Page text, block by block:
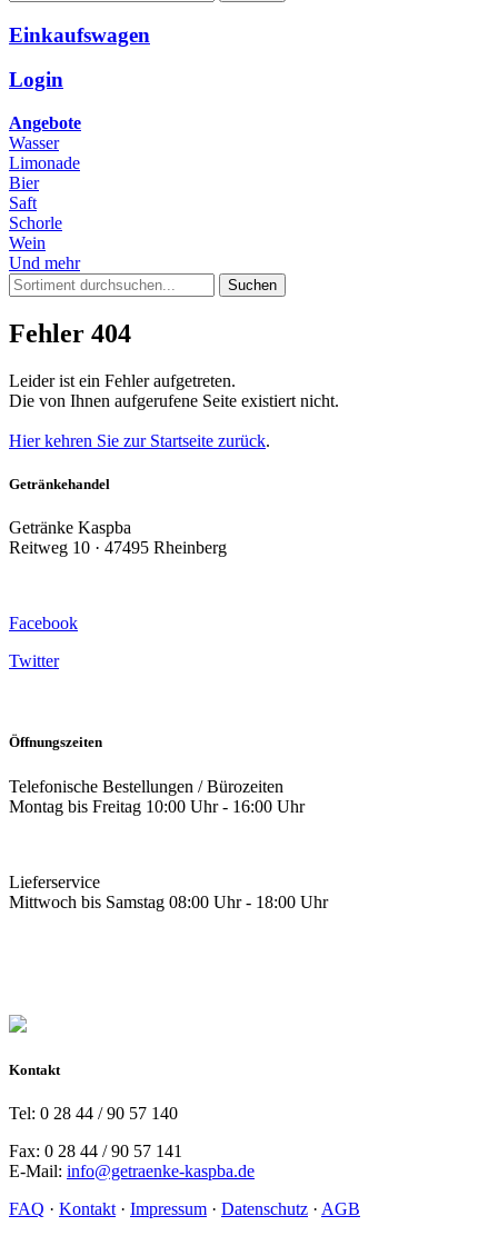
Einkaufswagen
Login
Angebote
Wasser
Limonade
Bier
Saft
Schorle
Wein
Und mehr
Suchen
Fehler 404
Leider ist ein Fehler aufgetreten.
Die von Ihnen aufgerufene Seite existiert nicht.
Hier kehren Sie zur Startseite zurück.
Getränkehandel
Getränke Kaspba
Reitweg 10 · 47495 Rheinberg
Facebook
Twitter
Öffnungszeiten
Telefonische Bestellungen / Bürozeiten
Montag bis Freitag 10:00 Uhr - 16:00 Uhr
Lieferservice
Mittwoch bis Samstag 08:00 Uhr - 18:00 Uhr
Kontakt
Tel: 0 28 44 / 90 57 140
Fax: 0 28 44 / 90 57 141
E-Mail: info@getraenke-kaspba.de
FAQ · Kontakt · Impressum · Datenschutz · AGB